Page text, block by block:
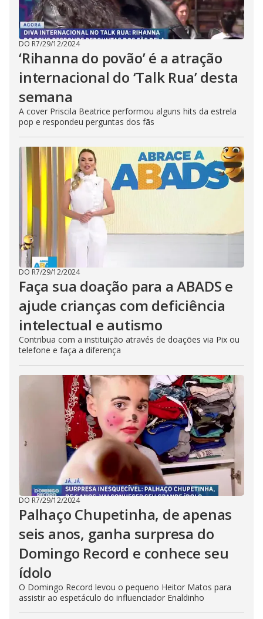
DO R7/29/12/2024
‘Rihanna do povão’ é a atração
internacional do ‘Talk Rua’ desta
semana
A cover Priscila Beatrice performou alguns hits da estrela
pop e respondeu perguntas dos fãs
DO R7/29/12/2024
Faça sua doação para a ABADS e
ajude crianças com deficiência
intelectual e autismo
Contribua com a instituição através de doações via Pix ou
telefone e faça a diferença
DO R7/29/12/2024
Palhaço Chupetinha, de apenas
seis anos, ganha surpresa do
Domingo Record e conhece seu
ídolo
O Domingo Record levou o pequeno Heitor Matos para
assistir ao espetáculo do influenciador Enaldinho